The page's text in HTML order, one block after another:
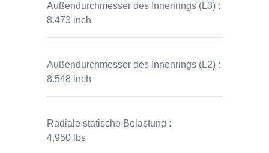
Außendurchmesser des Innenrings (L3) :
8.473 inch
Außendurchmesser des Innenrings (L2) :
8.548 inch
Radiale statische Belastung :
4,950 lbs